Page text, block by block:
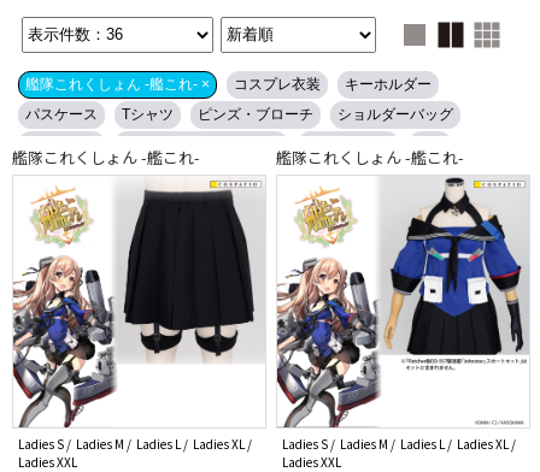
艦隊これくしょん -艦これ- × コスプレ衣装
キーホルダー
パスケース
Tシャツ ピンズ・ブローチ
ショルダーバッグ
ヘアアクセサリー
コスプレサポート用品 白系 ベージュ系
灰系
赤系
艦隊これくしょん -艦これ-
Ladies S / Ladies M / Ladies L / Ladies XL /
Ladies XXL
艦隊これくしょん -艦これ-
Ladies S / Ladies M / Ladies L / Ladies XL /
Ladies XXL